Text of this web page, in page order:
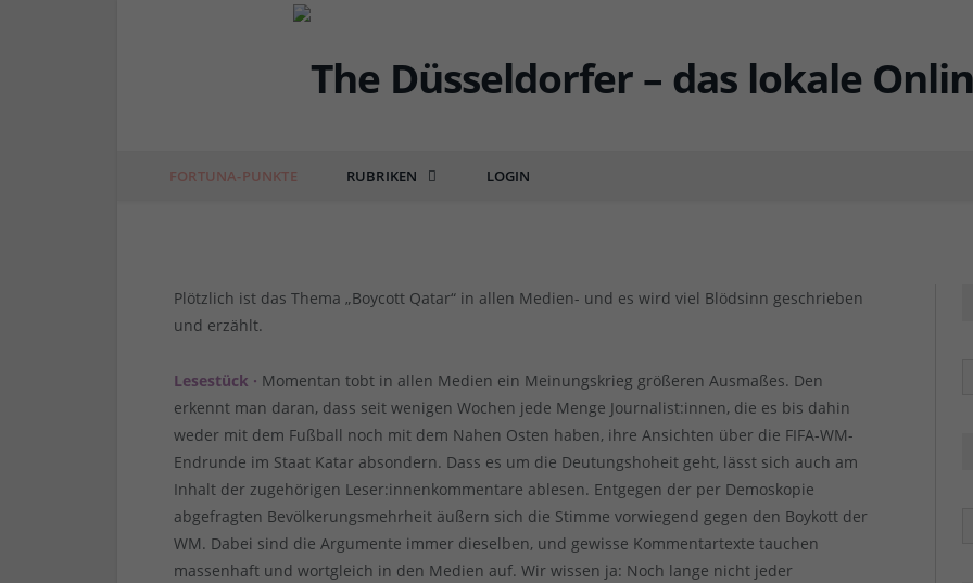
FORTUNA-PUNKTE RUBRIKEN LOGIN
DÜSSEL-POLITIK & POSITIONEN
Plötzlich ist das Thema „Boycott Qatar“ in allen Medien- und es wird viel Blödsinn geschrieben
und erzählt.
Lesestück · Momentan tobt in allen Medien ein Meinungskrieg größeren Ausmaßes. Den
erkennt man daran, dass seit wenigen Wochen jede Menge Journalist:innen, die es bis dahin
weder mit dem Fußball noch mit dem Nahen Osten haben, ihre Ansichten über die FIFA-WM-
Endrunde im Staat Katar absondern. Dass es um die Deutungshoheit geht, lässt sich auch am
Inhalt der zugehörigen Leser:innenkommentare ablesen. Entgegen der per Demoskopie
abgefragten Bevölkerungsmehrheit äußern sich die Stimme vorwiegend gegen den Boykott der
WM. Dabei sind die Argumente immer dieselben, und gewisse Kommentartexte tauchen
massenhaft und wortgleich in den Medien auf. Wir wissen ja: Noch lange nicht jeder